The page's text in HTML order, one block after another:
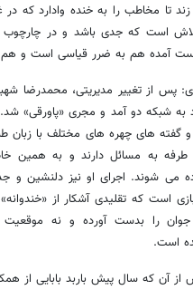
تا مخاطب را به خنده وادارد که
است که جدی باشد و در چارچوب
آمده هم به ضرر قیاسی است و هم
پس از تغییر مدیریتی، محمدرضا
به شبکه دو آمد و مجری «پاورقی» شد.
گفته های چهره های مختلف با زبان
به مسائل دارند و به همین
می شوند. اجرای او نیز دلنشین و
است که تقلیدی آشکار از
جوان را بدست آورده و نه
است.
آن که سال پیش باربد بابایی از